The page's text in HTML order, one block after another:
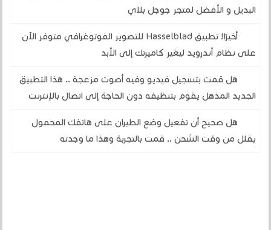
البديل و الأفضل لمتجر جوجل بلاي
أخيرًا! تطبيق Hasselblad للتصوير الفوتوغرافي متوفر الآن
على نظام أندرويد ليغير كاميرتك إلى الأبد
هل قمت بتسجيل فيديو وفيه أصوت مزعجة .. هذا التطبيق
الجديد المذهل يقوم بتنظيفه دون الحاجة إلى اتصال بالإنترنت
هل صحيح أن تفعيل وضع الطيران على هاتفك المحمول
يقلل من وقت الشحن .. قمت بالتجربة وهذا ما وجدته